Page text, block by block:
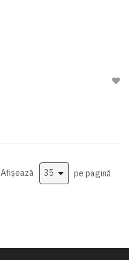
Afișează pe pagină